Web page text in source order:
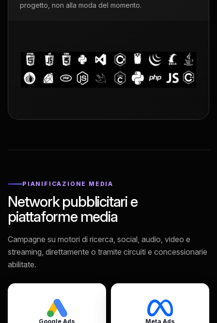
progetto, non alla moda del momento.
PIANIFICAZIONE MEDIA
Network pubblicitari e
piattaforme media
Campagne su motori di ricerca, social, audio, video e
streaming, direttamente o tramite circuiti e concessionarie
abilitate.
Google Ads Meta Ads